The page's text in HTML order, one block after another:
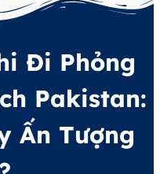
Đi Phỏng
Pakistan:
Ấn Tượng